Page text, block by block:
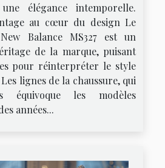
élégance intemporelle.
au cœur du design Le
Balance MS327 est un
de la marque, puisant
pour réinterpréter le style
lignes de la chaussure, qui
équivoque les modèles
années...